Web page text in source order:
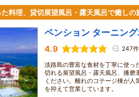
料理、貸切展望風呂・露天風呂で癒しの
ペンション ターニン
4.9 247件
淡路島の豊富な食材を丁寧に使っ
切れる展望風呂・露天風呂、播磨
ください。離れのコテージ棟が人
を抑えて営業しています。